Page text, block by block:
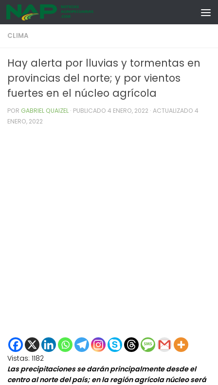
Skip to content
CLIMA
Hay alerta por lluvias y tormentas en
provincias del norte; y por vientos
fuertes en el núcleo agrícola
POR GABRIEL QUAIZEL · PUBLICADO 4 ENERO, 2022 · ACTUALIZADO 4
ENERO, 2022
Vistas: 1182
Las precipitaciones se darán principalmente desde el
centro al norte del país; en la región agrícola núcleo será